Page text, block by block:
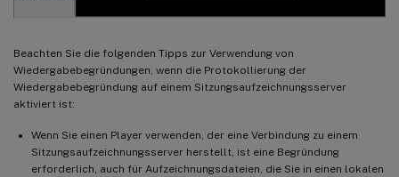
Beachten Sie die folgenden Tipps zur Verwendung von
Wiedergabebegründungen, wenn die Protokollierung der
Wiedergabebegründung auf einem Sitzungsaufzeichnungsserver
aktiviert ist:
Wenn Sie einen Player verwenden, der eine Verbindung zu einem
Sitzungsaufzeichnungsserver herstellt, ist eine Begründung
erforderlich, auch für Aufzeichnungsdateien, die Sie in einen lokalen